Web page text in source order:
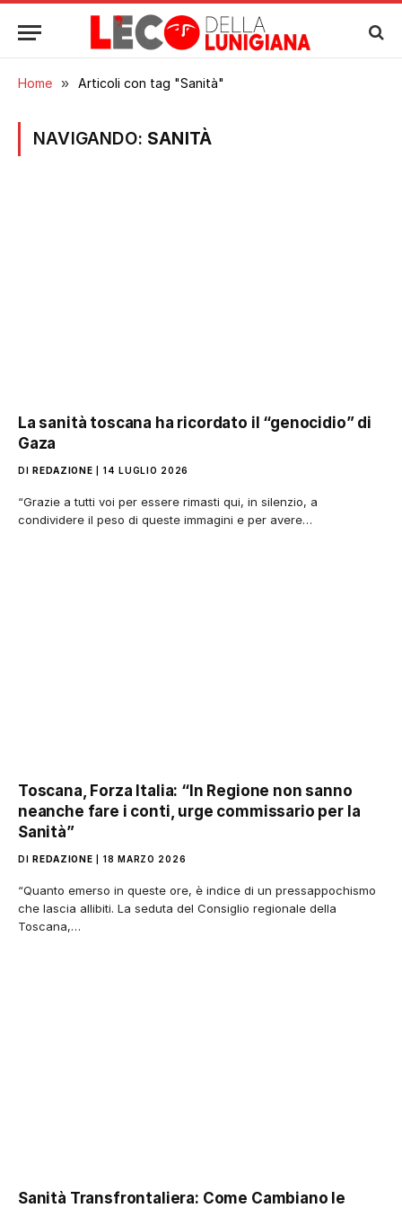
Home » Articoli con tag "Sanità"
NAVIGANDO: SANITÀ
La sanità toscana ha ricordato il “genocidio” di
Gaza
DI REDAZIONE 14 LUGLIO 2026
“Grazie a tutti voi per essere rimasti qui, in silenzio, a
condividere il peso di queste immagini e per avere…
Toscana, Forza Italia: “In Regione non sanno
neanche fare i conti, urge commissario per la
Sanità”
DI REDAZIONE 18 MARZO 2026
“Quanto emerso in queste ore, è indice di un pressappochismo
che lascia allibiti. La seduta del Consiglio regionale della
Toscana,…
Sanità Transfrontaliera: Come Cambiano le